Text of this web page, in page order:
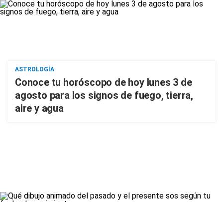
ASTROLOGÍA
Conoce tu horóscopo de hoy lunes 3 de
agosto para los signos de fuego, tierra,
aire y agua